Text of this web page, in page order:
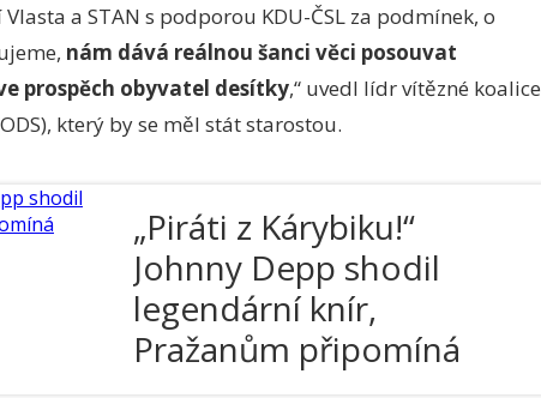
a STAN s podporou KDU-ČSL za podmínek, o
nám dává reálnou šanci věci posouvat
prospěch obyvatel desítky,“ uvedl lídr vítězné koalice
který by se měl stát starostou.
„Piráti z Kárybiku!“
Johnny Depp shodil
legendární knír,
Pražanům připomíná